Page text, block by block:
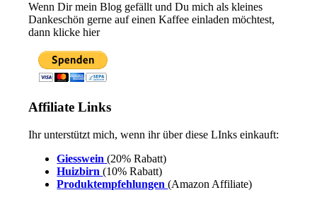
Wenn Dir mein Blog gefällt und Du mich als kleines
Dankeschön gerne auf einen Kaffee einladen möchtest,
dann klicke hier
Affiliate Links
Ihr unterstützt mich, wenn ihr über diese LInks einkauft:
Giesswein (20% Rabatt)
Huizbirn(10% Rabatt)
Produktempfehlungen(Amazon Affiliate)